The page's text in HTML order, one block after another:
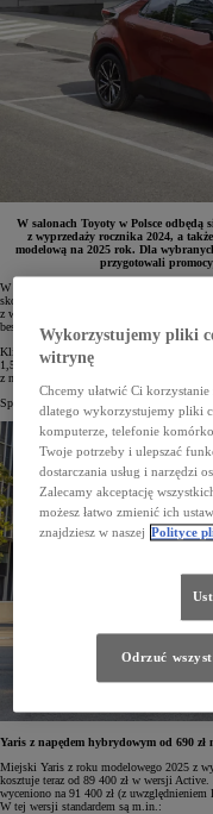
W salonach Toyoty w Polsce odbędą
z wyprzedaży rocznika 2024, a
modelową na 2025 rok. Dla
przygotowali
W dniach 24–29 marca salony Toyoty w
skorzystać ze specjalnej oferty, która nie
z wyprzedaży rocznika 2024. Obejmuje
bestsellerowe auta miejskie i kompaktowe
Klienci decydujący się na wymianę
1,5%, a także wyjątkowe rabaty i korzyści,
z niską miesięczną ratą w KINTO One.
Specjalne warunki i korzyści na wybrane
Yaris z napędem hybrydowym od 690 zł
Miejski Yaris z roku modelowego 2025 z
kosztuje teraz od 89 400 zł w wersji
wyceniono na 91 400 zł (z
W tej wersji standardem są m.in.:
Wykorzystujemy pliki
witrynę
Chcemy ułatwić Ci
dlatego wykorzystujemy pliki
komputerze, telefonie
Twoje potrzeby i ulepszać
dostarczania usług i narzędzi
Zalecamy akceptację
możesz łatwo zmienić ich
znajdziesz w naszej Polityce
Odrzuć